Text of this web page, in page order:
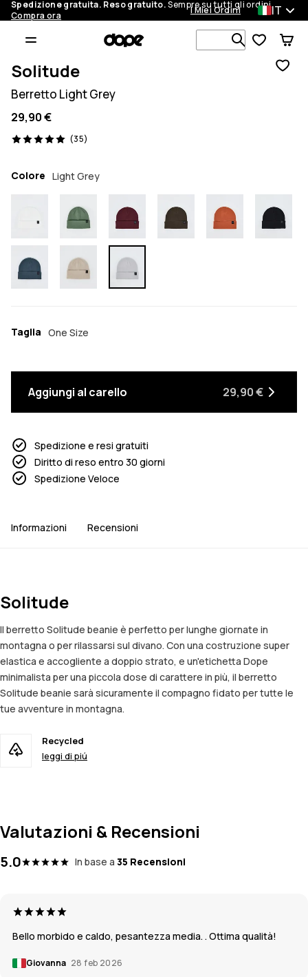
Spedizione gratuita. Reso gratuito.Sempre su tutti gli ordini.
Compra ora
I Miei Ordini IT
Cerca tra 1
Solitude
Berretto Light Grey
29,90 €
(35)
35 recensioni, 5/5
Colore Light Grey
Taglia One Size
Aggiungi al carello 29,90 €
Spedizione e resi gratuiti
Diritto di reso entro 30 giorni
Spedizione Veloce
Informazioni Recensioni
Solitude
Il berretto Solitude beanie è perfetto per lunghe giornate in
montagna o per rilassarsi sul divano. Con una costruzione super
elastica e accogliente a doppio strato, e un'etichetta Dope
minimalista per una piccola dose di carattere in più, il berretto
Solitude beanie sarà sicuramente il compagno fidato per tutte le
tue avventure in montagna.
Recycled
leggi di piú
Valutazioni & Recensioni
5.0 In base a 35 Recensioni
Bello morbido e caldo, pesantezza media. . Ottima qualità!
Giovanna 28 feb 2026